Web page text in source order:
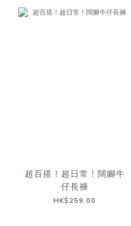
超百搭！超日常！闊腳牛
仔長褲
HK$259.00